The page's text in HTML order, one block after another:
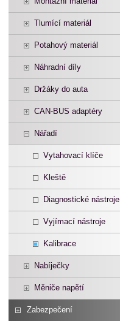
Tlumící materiál
Potahový materiál
Náhradní díly
Držáky do auta
CAN-BUS adaptéry
Nářadí
Vytahovací klíče
Kleště
Diagnostické nástroje
Vyjímací nástroje
Kalibrace
Nabíječky
Měniče napětí
Zabezpečení